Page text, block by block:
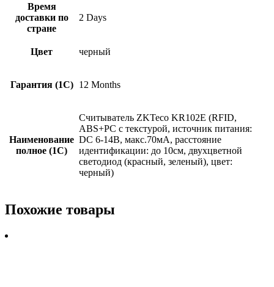
Время
доставки по
стране
2 Days
Цвет черный
Гарантия (1С) 12 Months
Наименование
полное (1С)
Считыватель ZKTeco KR102E (RFID,
ABS+PC с текстурой, источник питания:
DC 6-14В, макс.70мА, расстояние
идентификации: до 10см, двухцветной
светодиод (красный, зеленый), цвет:
черный)
Похожие товары